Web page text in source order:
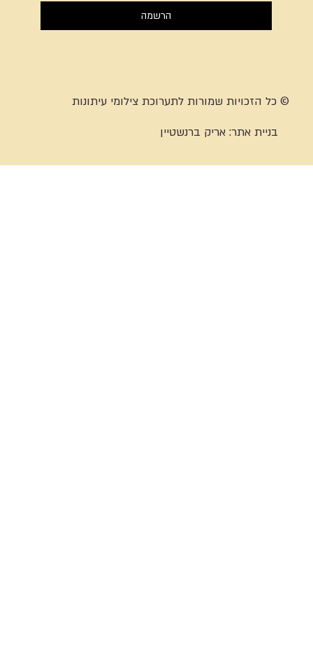
הרשמה
© כל הזכויות שמורות לתערוכת צילומי עיתונות
בניית אתר:אריק ברנשטיין